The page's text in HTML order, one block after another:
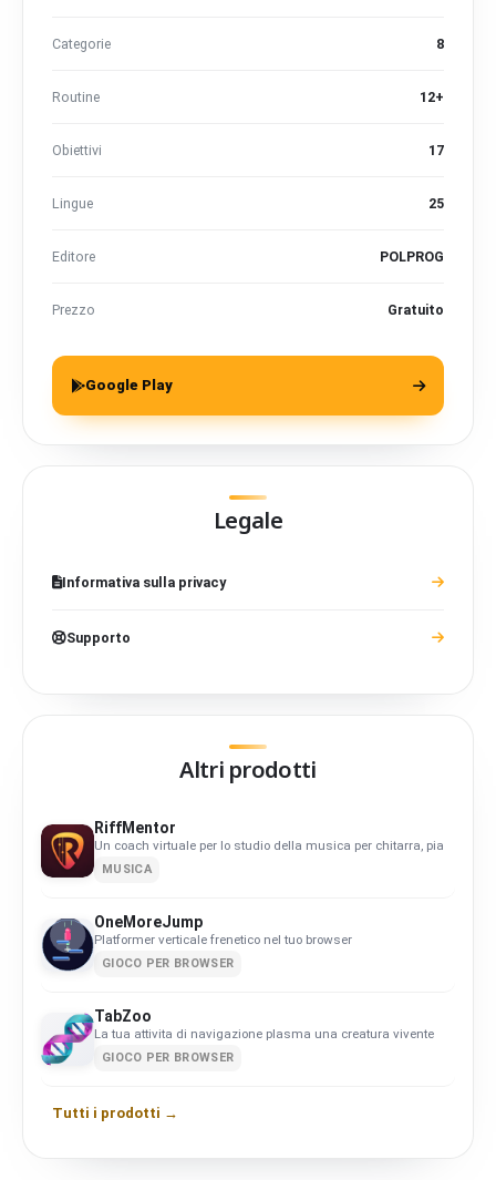
Categorie 8
Routine 12+
Obiettivi 17
Lingue 25
Editore POLPROG
Prezzo Gratuito
Google Play
Legale
Informativa sulla privacy
Supporto
Altri prodotti
RiffMentor
Un coach virtuale per lo studio della musica per chitarra, pianoforte,
MUSICA
OneMoreJump
Platformer verticale frenetico nel tuo browser
GIOCO PER BROWSER
TabZoo
La tua attivita di navigazione plasma una creatura vivente
GIOCO PER BROWSER
Tutti i prodotti →